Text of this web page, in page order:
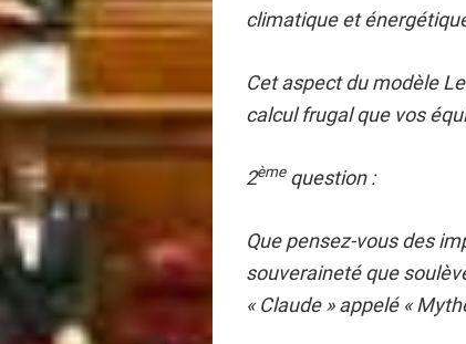
climatique et
Cet aspect du modèle
calcul frugal que vos
2èmequestion :
Que pensez-vous des
souveraineté que
« Claude » appelé «